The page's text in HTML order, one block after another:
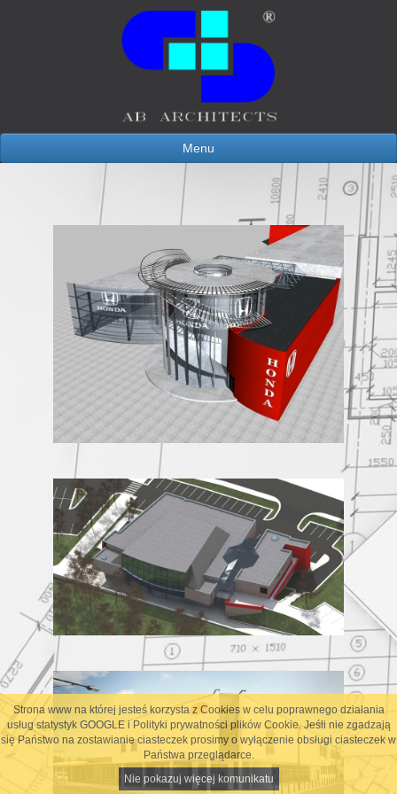
Menu
Projekt
Profesjonalizm
Perfekcja
Strona www na której jesteś korzysta z Cookies w celu poprawnego działania
usług statystyk GOOGLE i Polityki prywatności plików Cookie. Jeśli nie zgadzają
się Państwo na zostawianie ciasteczek prosimy o wyłączenie obsługi ciasteczek w
Państwa przeglądarce.
Nie pokazuj więcej komunikatu